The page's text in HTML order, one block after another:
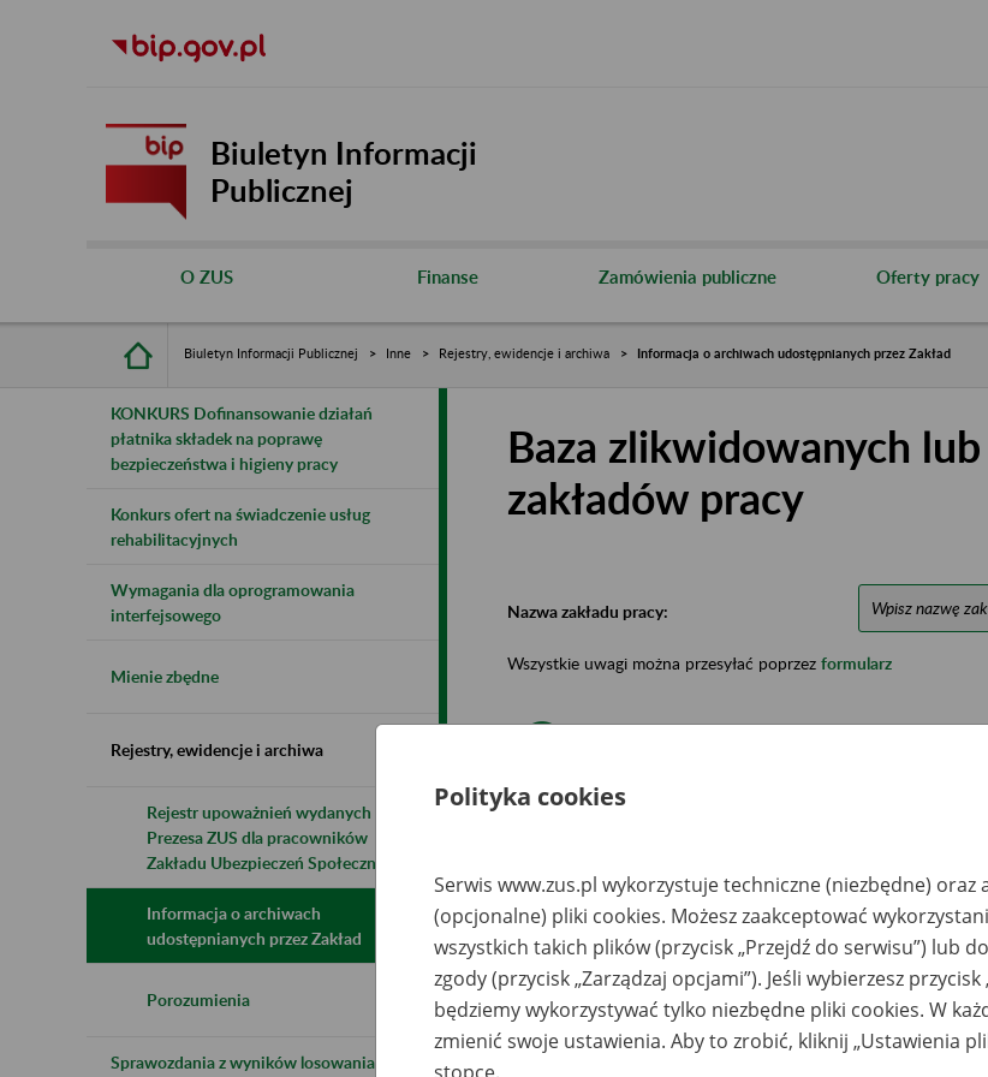
Biuletyn Informacji
Publicznej
O ZUS Finanse Zamówienia publiczne Oferty pracy
Biuletyn Informacji Publicznej Inne Rejestry, ewidencje i archiwa Informacja o archiwach udostępnianych przez Zakład
KONKURS Dofinansowanie działań
płatnika składek na poprawę
bezpieczeństwa i higieny pracy
Konkurs ofert na świadczenie usług
rehabilitacyjnych
Wymagania dla oprogramowania
interfejsowego
Mienie zbędne
Rejestry, ewidencje i archiwa
Rejestr upoważnień wydanych przez
Prezesa ZUS dla pracowników
Zakładu Ubezpieczeń Społecznych
Informacja o archiwach
udostępnianych przez Zakład
Porozumienia
Sprawozdania z wyników losowania do
Baza zlikwidowanych
zakładów pracy
Nazwa zakładu pracy:
Wszystkie uwagi można przesyłać poprzez formularz
zakładu pracy
dokumentów
państwowym
DOLZAMET -
ERGOLABUS Spółka
z o.o., Chojnów, ul.
Fabryczna 1
Archiwum Państwowe
w Warszawie Oddział
Dokumentacji
Osobowej i Płacowej
w Milanówku, ul.
Stefana Okrzei 1, 05-
Polityka cookies
Serwis www.zus.pl wykorzystuje techniczne (niezbędne) oraz
(opcjonalne) pliki cookies. Możesz zaakceptować
wszystkich takich plików (przycisk „Przejdź do serwisu”) lub
zgody (przycisk „Zarządzaj opcjami”). Jeśli wybierzesz
będziemy wykorzystywać tylko niezbędne pliki cookies. W
zmienić swoje ustawienia. Aby to zrobić, kliknij „Ustawienia